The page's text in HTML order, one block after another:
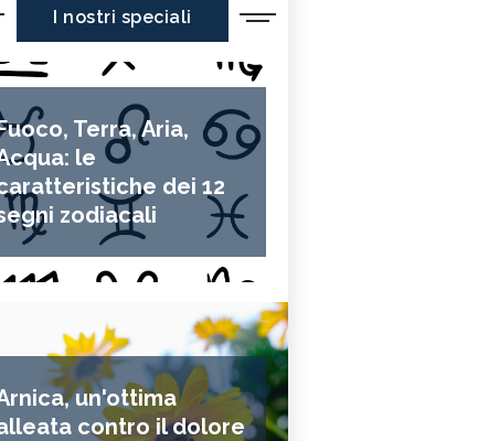
I nostri speciali
Terra, Aria,
le
dei 12
zodiacali
un'ottima
contro il dolore